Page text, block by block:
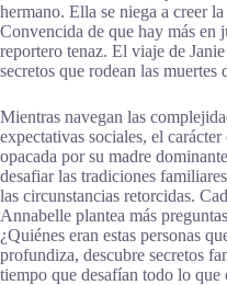
hermano. Ella se niega a creer
Convencida de que hay más en
reportero tenaz. El viaje de
secretos que rodean las muertes
Mientras navegan las
expectativas sociales, el
opacada por su madre
desafiar las tradiciones
las circunstancias retorcidas.
Annabelle plantea más
¿Quiénes eran estas personas
profundiza, descubre secretos
tiempo que desafían todo lo que